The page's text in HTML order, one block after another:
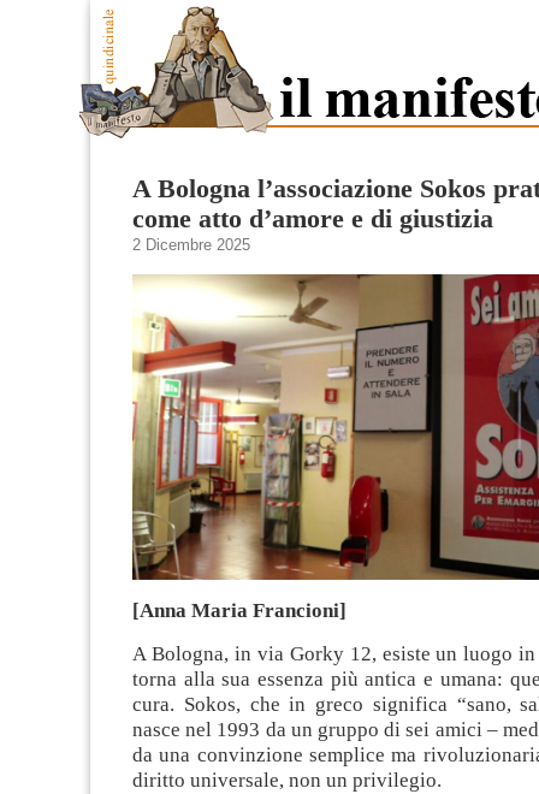
A Bologna l’associazione Sokos
come atto d’amore e di giustizia
2 Dicembre 2025
[Anna Maria Francioni]
A Bologna, in via Gorky 12, esiste un luogo
torna alla sua essenza più antica e umana:
cura. Sokos, che in greco significa “sano,
nasce nel 1993 da un gruppo di sei amici –
da una convinzione semplice ma
diritto universale, non un privilegio.